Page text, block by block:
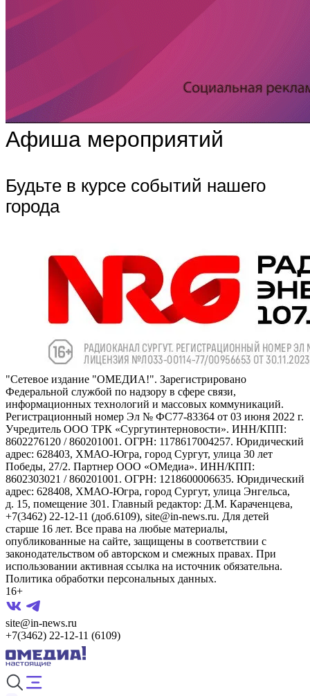
Афиша мероприятий
Будьте в курсе событий нашего
города
"Сетевое издание "ОМЕДИА!". Зарегистрировано
Федеральной службой по надзору в сфере связи,
информационных технологий и массовых коммуникаций.
Регистрационный номер Эл № ФС77-83364 от 03 июня 2022 г.
Учредитель ООО ТРК «Сургутинтерновости». ИНН/КПП:
8602276120 / 860201001. ОГРН: 1178617004257. Юридический
адрес: 628403, ХМАО-Югра, город Сургут, улица 30 лет
Победы, 27/2. Партнер ООО «ОМедиа». ИНН/КПП:
8602303021 / 860201001. ОГРН: 1218600006635. Юридический
адрес: 628408, ХМАО-Югра, город Сургут, улица Энгельса,
д. 15, помещение 301. Главный редактор: Д.М. Караченцева,
+7(3462) 22-12-11 (доб.6109), site@in-news.ru. Для детей
старше 16 лет. Все права на любые материалы,
опубликованные на сайте, защищены в соответствии с
законодательством об авторском и смежных правах. При
использовании активная ссылка на источник обязательна.
Политика обработки персональных данных.
16+
site@in-news.ru
+7(3462) 22-12-11 (6109)